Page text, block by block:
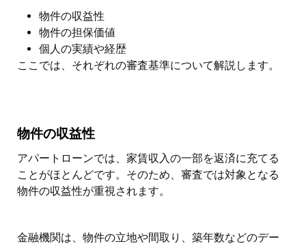
物件の収益性
物件の担保価値
個人の実績や経歴
ここでは、それぞれの審査基準について解説します。
物件の収益性
アパートローンでは、家賃収入の一部を返済に充てる
ことがほとんどです。そのため、審査では対象となる
物件の収益性が重視されます。
金融機関は、物件の立地や間取り、築年数などのデー